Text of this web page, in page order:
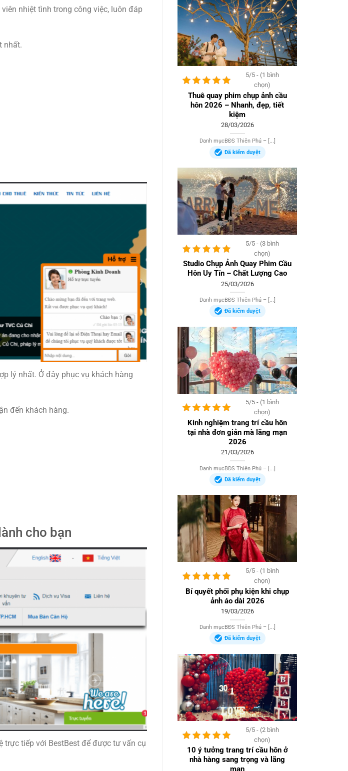
nhiệt tình trong công việc, luôn đáp
nhất.
lý nhất. Ở đây phục vụ khách hàng
đến khách hàng.
cho bạn
trực tiếp với BestBest để được tư vấn cụ
5/5 - (1 bình
chọn)
Thuê quay phim chụp ảnh cầu
hôn 2026 – Nhanh, đẹp, tiết
kiệm
28/03/2026
Danh mụcBĐS Thiên Phú – [...]
Đã kiểm duyệt
5/5 - (3 bình
chọn)
Studio Chụp Ảnh Quay Phim Cầu
Hôn Uy Tín – Chất Lượng Cao
25/03/2026
Danh mụcBĐS Thiên Phú – [...]
Đã kiểm duyệt
5/5 - (1 bình
chọn)
Kinh nghiệm trang trí cầu hôn
tại nhà đơn giản mà lãng mạn
2026
21/03/2026
Danh mụcBĐS Thiên Phú – [...]
Đã kiểm duyệt
5/5 - (1 bình
chọn)
Bí quyết phối phụ kiện khi chụp
ảnh áo dài 2026
19/03/2026
Danh mụcBĐS Thiên Phú – [...]
Đã kiểm duyệt
5/5 - (2 bình
chọn)
10 ý tưởng trang trí cầu hôn ở
nhà hàng sang trọng và lãng
mạn